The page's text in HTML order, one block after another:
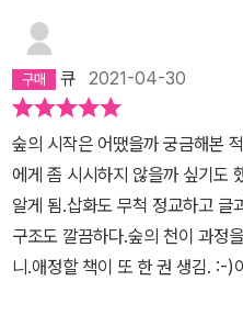
들 사이로 스트로부스잣나무씨
이 무럭 무럭 자랄수록 잡초와 작
잣나무와 같은 나무들을 개척자
나무는 새로이 이 숲의 주인이 되
온다. 피리새, 솔새, 참새, 그리고
이 자란 스트로부스잣나무들은
큰 스트로부스잣나무들이 햇빛을
죽으면 어떡하냐고?아니 아니
에서도 싹을 틔우는 물푸레나무,
는 숲에 위기가 찾아오기도 한
큐 2021-04-30
숲의 시작은 어땠을까 궁금해본
에게 좀 시시하지 않을까 싶기도
알게 됨.삽화도 무척 정교하고 글
구조도 깔끔하다.숲의 천이 과정
니.애정할 책이 또 한 권 생김. :-)